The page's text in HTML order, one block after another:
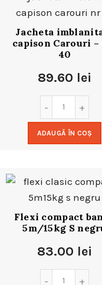
Jacheta
capison Carouri –
40
89.60 lei
ADAUGĂ ÎN COȘ
Flexi compact
5m/15kg S
83.00 lei